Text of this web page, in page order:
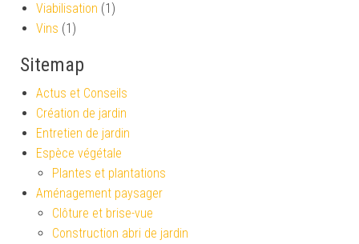
Viabilisation (1)
Vins (1)
Sitemap
Actus et Conseils
Création de jardin
Entretien de jardin
Espèce végétale
Plantes et plantations
Aménagement paysager
Clôture et brise-vue
Construction abri de jardin